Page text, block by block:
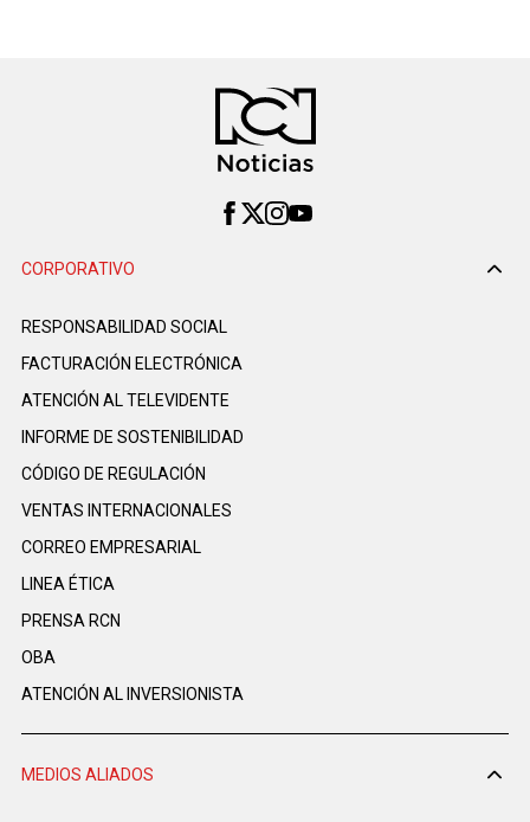
CORPORATIVO
RESPONSABILIDAD SOCIAL
FACTURACIÓN ELECTRÓNICA
ATENCIÓN AL TELEVIDENTE
INFORME DE SOSTENIBILIDAD
CÓDIGO DE REGULACIÓN
VENTAS INTERNACIONALES
CORREO EMPRESARIAL
LINEA ÉTICA
PRENSA RCN
OBA
ATENCIÓN AL INVERSIONISTA
MEDIOS ALIADOS